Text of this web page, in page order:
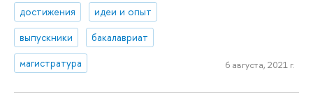
достижения
идеи и опыт
выпускники
бакалавриат
магистратура
6 августа, 2021 г.